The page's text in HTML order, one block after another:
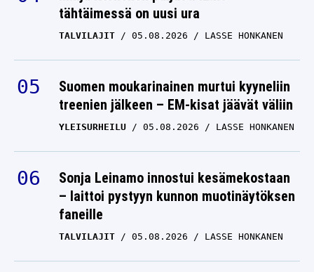
tähtäimessä on uusi ura
TALVILAJIT 05.08.2026 LASSE HONKANEN
Suomen moukarinainen murtui kyyneliin
treenien jälkeen – EM-kisat jäävät väliin
YLEISURHEILU 05.08.2026 LASSE HONKANEN
Sonja Leinamo innostui kesämekostaan
– laittoi pystyyn kunnon muotinäytöksen
faneille
TALVILAJIT 05.08.2026 LASSE HONKANEN